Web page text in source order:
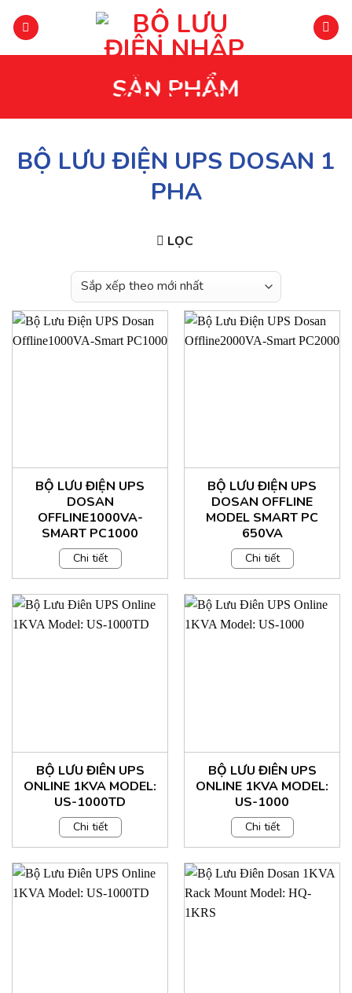
đến
SẢN PHẨM
BỘ LƯU ĐIỆN UPS DOSAN 1
PHA
LỌC
BỘ LƯU ĐIỆN UPS
DOSAN
OFFLINE1000VA-
SMART PC1000
Chi tiết
BỘ LƯU ĐIỆN UPS
DOSAN OFFLINE
MODEL SMART PC
650VA
Chi tiết
BỘ LƯU ĐIÊN UPS
ONLINE 1KVA MODEL:
US-1000TD
Chi tiết
BỘ LƯU ĐIÊN UPS
ONLINE 1KVA MODEL:
US-1000
Chi tiết